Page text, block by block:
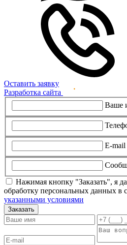
Оставить заявку
Разработка сайта
Ваше
E-mail
Нажимая кнопку "Заказать", я
обработку персональных данных в
указанными условиями
Заказать